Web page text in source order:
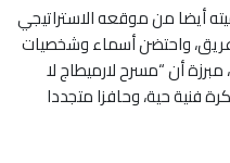
أيضا من موقعه الاستراتيجي
واحتضن أسماء وشخصيات
أن “مسرح لارميطاج لا
فنية حية، وحافزا متجددا